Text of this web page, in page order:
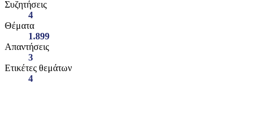
Συζητήσεις
4
Θέματα
1.899
Απαντήσεις
3
Ετικέτες θεμάτων
4